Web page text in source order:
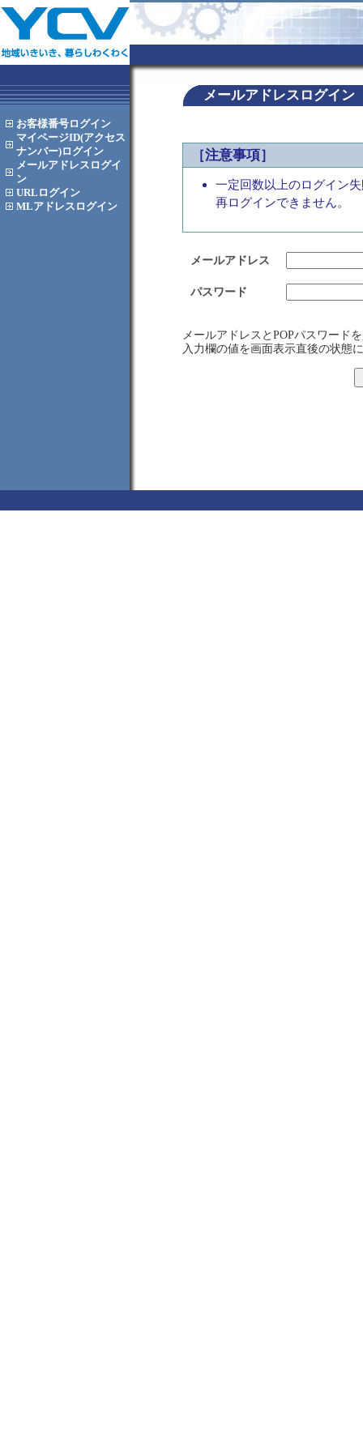
お客様番号ログイン
マイページID(アクセス
ナンバー)ログイン
メールアドレス ログイ
ン
URL ログイン
MLアドレス ログイン
メールアドレスログイン
［注意事項］
一定回数以上のログイン
再ログインできません。
メールアドレス
パスワード
メールアドレスとPOPパスワード
入力欄の値を画面表示直後の状態